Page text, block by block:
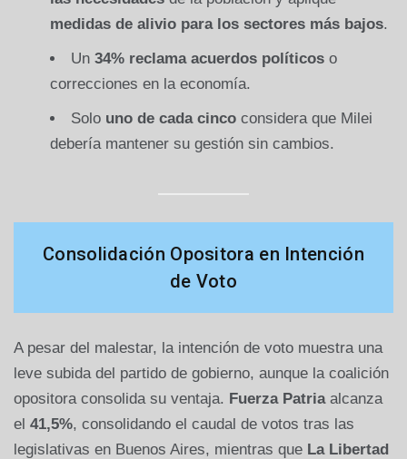
medidas de alivio para los sectores más bajos.
Un 34% reclama acuerdos políticos o
correcciones en la economía.
Solo uno de cada cinco considera que Milei
debería mantener su gestión sin cambios.
Consolidación Opositora en Intención
de Voto
A pesar del malestar, la intención de voto muestra una
leve subida del partido de gobierno, aunque la coalición
opositora consolida su ventaja. Fuerza Patriaalcanza
el 41,5%, consolidando el caudal de votos tras las
legislativas en Buenos Aires, mientras que La Libertad